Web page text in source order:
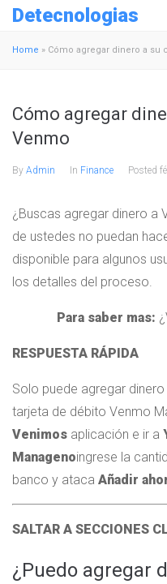
Detecnologias
Home » Cómo agregar dinero a su
Cómo agregar
Venmo
By Admin In Finance Posted
¿Buscas agregar dinero a
de ustedes no puedan
disponible para algunos
los detalles del proceso.
Para saber mas:
RESPUESTA RÁPIDA
Solo puede agregar
tarjeta de débito Venmo
Venimos aplicación e ir a
Managenoingrese la
banco y ataca Añadir
SALTAR A SECCIONES
¿Puedo agregar